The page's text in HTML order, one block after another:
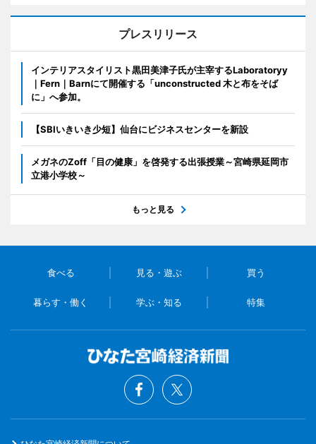
プレスリリース
インテリアスタイリスト黒田美津子氏が主宰するLaboratoryy
｜Fern｜Barnにて開催する「unconstructed 木と布をそば
に」へ参加。
【SBIいきいき少短】仙台にビジネスセンターを新設
メガネのZoff「目の健康」を啓発する出張授業～宮崎県延岡市
立港小学校～
もっと見る
食べる 見る・遊ぶ 買う
暮らす・働く 学ぶ・知る 特集